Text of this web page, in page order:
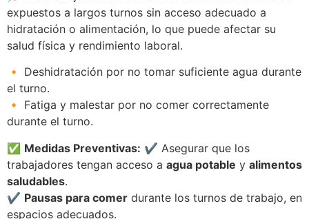
expuestos a largos turnos sin acceso adecuado a
hidratación o alimentación, lo que puede afectar su
salud física y rendimiento laboral.
🔸 Deshidratación por no tomar suficiente agua durante
el turno.
🔸 Fatiga y malestar por no comer correctamente
durante el turno.
✅ Medidas Preventivas: ✔️ Asegurar que los
trabajadores tengan acceso a agua potable y alimentos
saludables.
✔️ Pausas para comer durante los turnos de trabajo, en
espacios adecuados.